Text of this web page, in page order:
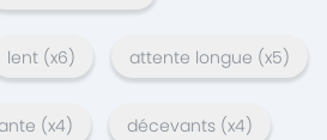
lent (x6) attente longue (x5)
(x4) décevants (x4)